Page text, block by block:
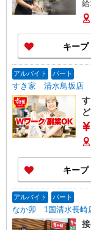
キープ
アルバイト パート
すき家 清水鳥坂店
ど
キープ
アルバイト パート
なか卯 1国清水長崎